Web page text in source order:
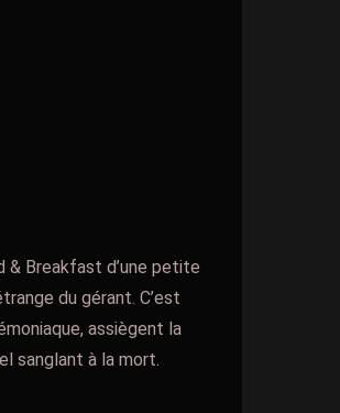
& Breakfast d’une petite
du gérant. C’est
assiègent la
sanglant à la mort.